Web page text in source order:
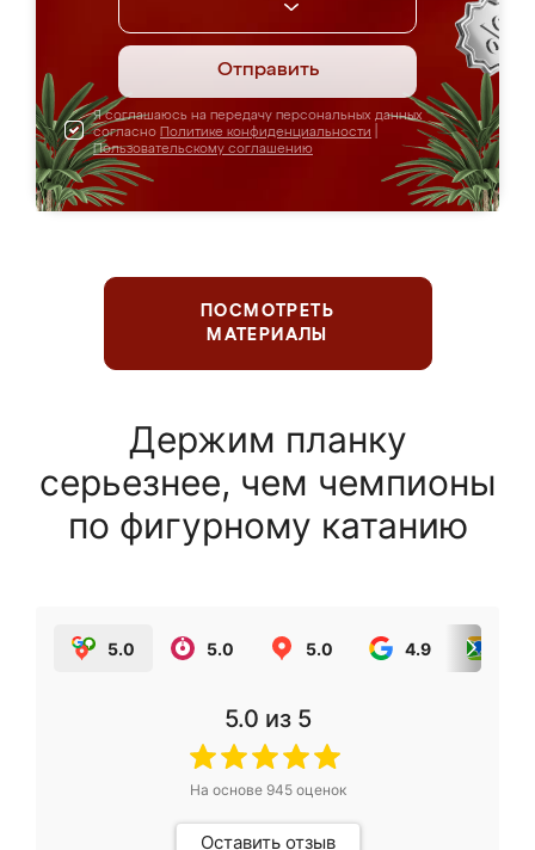
Отправить
Я соглашаюсь на передачу персональных данных
согласно Политике конфиденциальности
Пользовательскому соглашению
ПОСМОТРЕТЬ
МАТЕРИАЛЫ
Держим планку
серьезнее, чем чемпионы
по фигурному катанию
5.0 5.0 5.0 4.9
5.0 из 5
На основе 945оценок
Оставить отзыв